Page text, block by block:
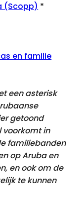
(Scopp) *
en familie
een asterisk
getoond
voorkomtin
familiebanden
op Aruba en
en ook om de
te kunnen